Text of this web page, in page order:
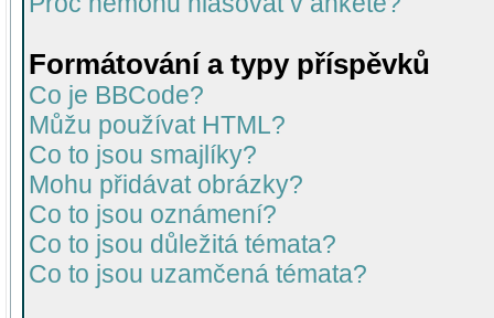
Formátování a typy příspěvků
Co je BBCode?
Můžu používat HTML?
Co to jsou smajlíky?
Mohu přidávat obrázky?
Co to jsou oznámení?
Co to jsou důležitá témata?
Co to jsou uzamčená témata?